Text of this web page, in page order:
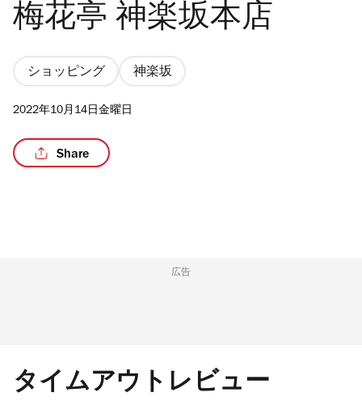
梅花亭 神楽坂本店
ショッピング 神楽坂
2022年10月14日金曜日
Share
広告
タイムアウトレビュー